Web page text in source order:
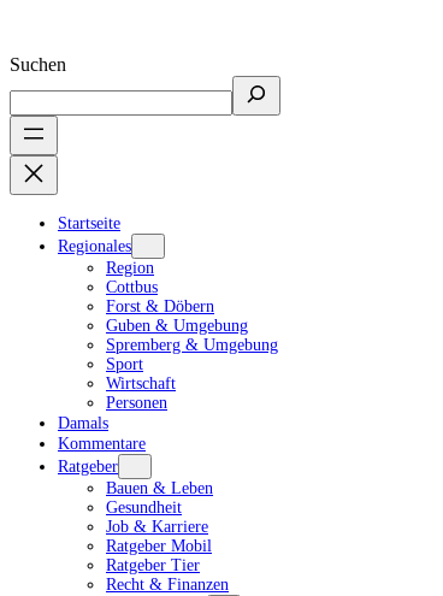
Suchen
Startseite
Regionales
Region
Cottbus
Forst & Döbern
Guben & Umgebung
Spremberg & Umgebung
Sport
Wirtschaft
Personen
Damals
Kommentare
Ratgeber
Bauen & Leben
Gesundheit
Job & Karriere
Ratgeber Mobil
Ratgeber Tier
Recht & Finanzen